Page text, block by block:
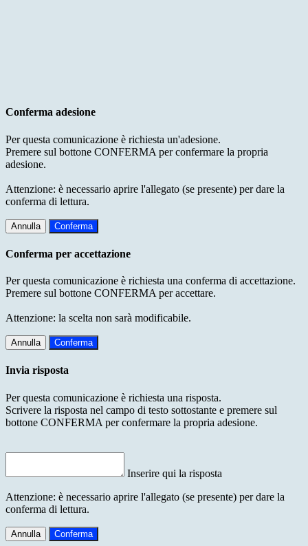
Conferma adesione
Per questa comunicazione è richiesta un'adesione.
Premere sul bottone CONFERMA per confermare la propria
adesione.
Attenzione: è necessario aprire l'allegato (se presente) per dare la
conferma di lettura.
Annulla Conferma
Conferma per accettazione
Per questa comunicazione è richiesta una conferma di accettazione.
Premere sul bottone CONFERMA per accettare.
Attenzione: la scelta non sarà modificabile.
Annulla Conferma
Invia risposta
Per questa comunicazione è richiesta una risposta.
Scrivere la risposta nel campo di testo sottostante e premere sul
bottone CONFERMA per confermare la propria adesione.
Inserire qui la risposta
Attenzione: è necessario aprire l'allegato (se presente) per dare la
conferma di lettura.
Annulla Conferma